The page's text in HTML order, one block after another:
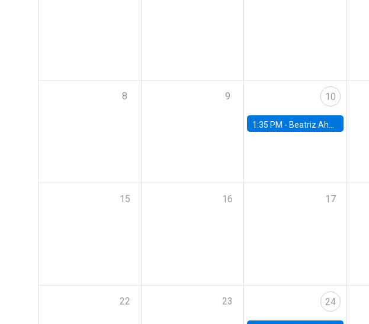
8 9 10
1:35 PM - Beatriz Ahumada, PhD candidate, Universidad de Pittsburgh
15 16 17
22 23 24